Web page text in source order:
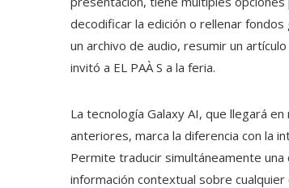
decodificar la edición o rellenar
un archivo de audio, resumir un
invitó a EL PAÀ S a la feria.
La tecnología Galaxy AI, que llegará
anteriores, marca la diferencia con la
Permite traducir simultáneamente
información contextual sobre